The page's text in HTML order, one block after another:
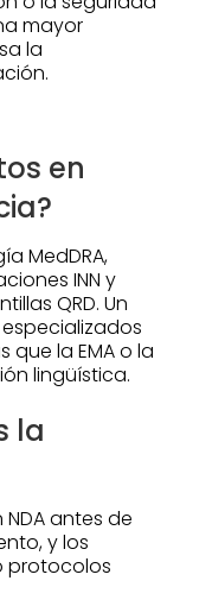
mayor
la
en
MedDRA,
INN y
QRD. Un
la EMA o la
lingüística.
la
antes de
y los
protocolos